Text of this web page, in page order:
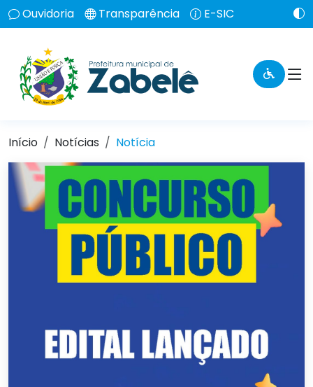
Ouvidoria Transparência E-SIC
Início Notícias Notícia